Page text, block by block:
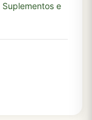
Suplementos e